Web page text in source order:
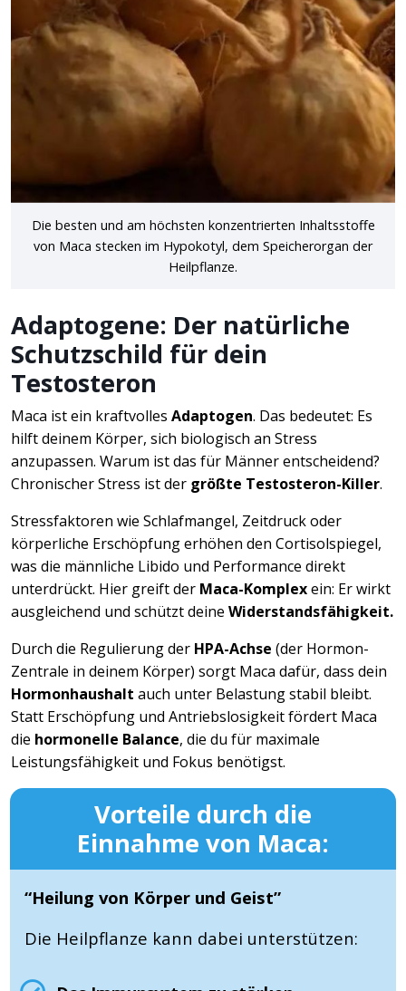
Die besten und am höchsten konzentrierten Inhaltsstoffe
von Maca stecken im Hypokotyl, dem Speicherorgan der
Heilpflanze.
Adaptogene: Der natürliche
Schutzschild für dein
Testosteron
Maca ist ein kraftvolles Adaptogen. Das bedeutet: Es
hilft deinem Körper, sich biologisch an Stress
anzupassen. Warum ist das für Männer entscheidend?
Chronischer Stress ist der größte Testosteron-Killer.
Stressfaktoren wie Schlafmangel, Zeitdruck oder
körperliche Erschöpfung erhöhen den Cortisolspiegel,
was die männliche Libido und Performance direkt
unterdrückt. Hier greift der Maca-Komplexein: Er wirkt
ausgleichend und schützt deine Widerstandsfähigkeit.
Durch die Regulierung der HPA-Achse (der Hormon-
Zentrale in deinem Körper) sorgt Maca dafür, dass dein
Hormonhaushalt auch unter Belastung stabil bleibt.
Statt Erschöpfung und Antriebslosigkeit fördert Maca
die hormonelle Balance, die du für maximale
Leistungsfähigkeit und Fokus benötigst.
Vorteile durch die
Einnahme von Maca:
“Heilung von Körper und Geist”
Die Heilpflanze kann dabei unterstützen: